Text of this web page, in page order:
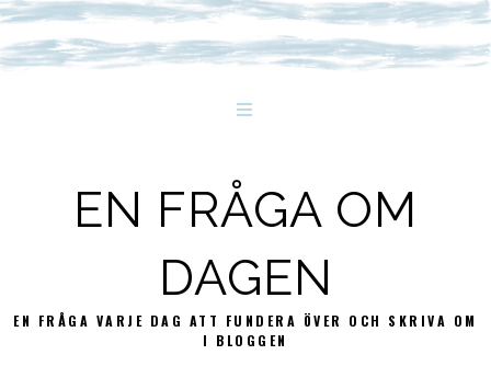
EN FRÅGA OM
DAGEN
EN FRÅGA VARJE DAG ATT FUNDERA ÖVER OCH SKRIVA OM
I BLOGGEN